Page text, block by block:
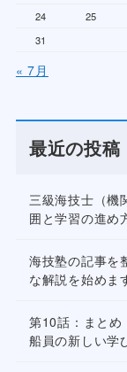
24
25
31
« 7月
最近の投稿
三級海技士（機
囲と学習の進め
海技塾の記事を
な解説を始めま
第10話：まとめ
船員の新しい学